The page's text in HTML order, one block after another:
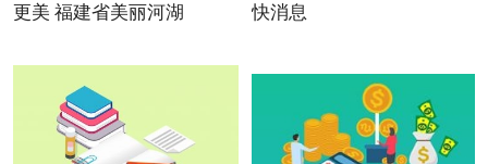
更美 福建省美丽河湖
快消息